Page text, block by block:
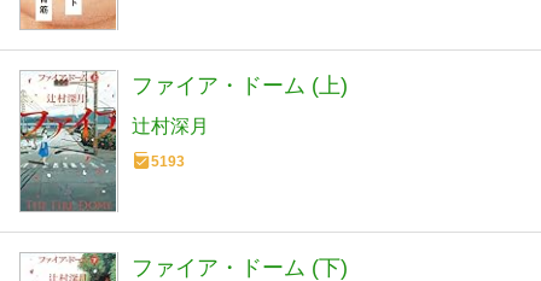
ファイア・ドーム (上)
辻村深月
5193
ファイア・ドーム (下)